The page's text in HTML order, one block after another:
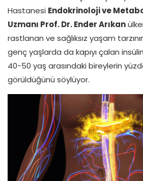
Hastanesi Endokrinoloji ve
Uzmanı Prof. Dr. Ender Arıkan
rastlanan ve sağlıksız yaşam
genç yaşlarda da kapıyı çalan
40-50 yaş arasındaki bireylerin
görüldüğünü söylüyor.